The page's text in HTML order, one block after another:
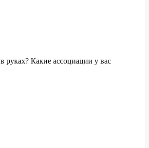
руках? Какие ассоциации у вас